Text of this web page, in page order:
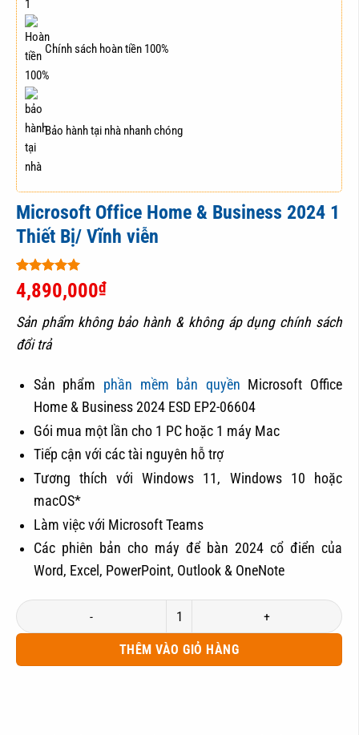
Chính sách hoàn tiền 100%
Bảo hành tại nhà nhanh chóng
Microsoft Office Home & Business 2024 1
Thiết Bị/ Vĩnh viễn
5trên 5
dựa trên
1
4,890,000₫
Sản phẩm không bảo hành & không áp dụng chính sách
đổi trả
Sản phẩm phần mềm bản quyền Microsoft Office
Home & Business 2024 ESD EP2-06604
Gói mua một lần cho 1 PC hoặc 1 máy Mac
Tiếp cận với các tài nguyên hỗ trợ
Tương thích với Windows 11, Windows 10 hoặc
macOS*
Làm việc với Microsoft Teams
Các phiên bản cho máy để bàn 2024 cổ điển của
Word, Excel, PowerPoint, Outlook & OneNote
Microsoft Office Home & Business 2024 1 Thiết Bị/ Vĩnh viễn số lượng
THÊM VÀO GIỎ HÀNG